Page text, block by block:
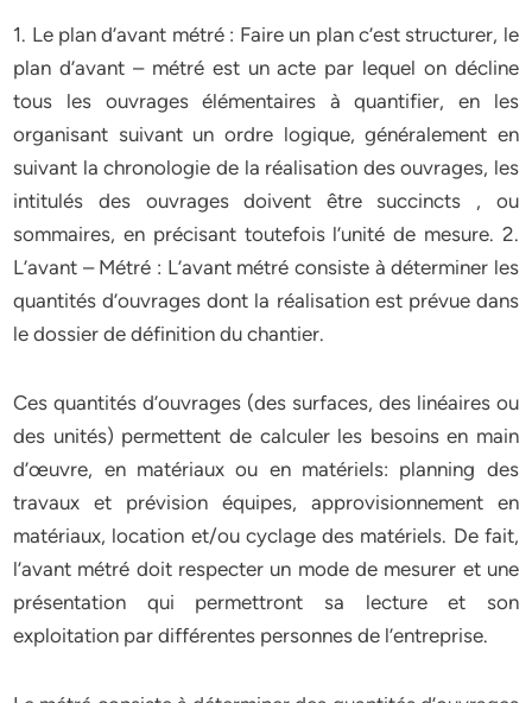
1. Le plan d’avant métré : Faire un plan c’est structurer, le
plan d’avant – métré est un acte par lequel on décline
tous les ouvrages élémentaires à quantifier, en les
organisant suivant un ordre logique, généralement en
suivant la chronologie de la réalisation des ouvrages, les
intitulés des ouvrages doivent être succincts , ou
sommaires, en précisant toutefois l’unité de mesure. 2.
L’avant – Métré : L’avant métré consiste à déterminer les
quantités d’ouvrages dont la réalisation est prévue dans
le dossier de définition du chantier.
Ces quantités d’ouvrages (des surfaces, des linéaires ou
des unités) permettent de calculer les besoins en main
d’œuvre, en matériaux ou en matériels: planning des
travaux et prévision équipes, approvisionnement en
matériaux, location et/ou cyclage des matériels. De fait,
l’avant métré doit respecter un mode de mesurer et une
présentation qui permettront sa lecture et son
exploitation par différentes personnes de l’entreprise.